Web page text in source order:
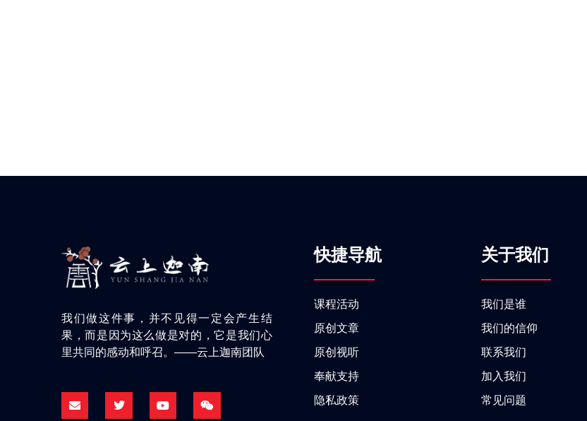
我们做这件事，并不见得一定会产生结
果，而是因为这么做是对的，它是我们心
里共同的感动和呼召。——云上迦南团队
快捷导航
课程活动
原创文章
原创视听
奉献支持
隐私政策
关于我们
我们是谁
我们的信仰
联系我们
加入我们
常见问题